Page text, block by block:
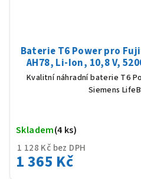
Baterie T6 Power pro
AH78, Li-Ion, 10,8 V,
Kvalitní náhradní baterie T6
Siemens
1 128 Kč bez DPH
1 365 Kč
Skladem(4 ks)